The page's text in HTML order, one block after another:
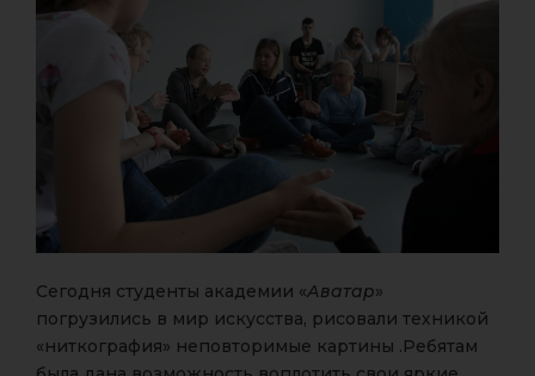
Сегодня студенты академии «Аватар»
погрузились в мир искусства, рисовали техникой
«ниткография» неповторимые картины .Ребятам